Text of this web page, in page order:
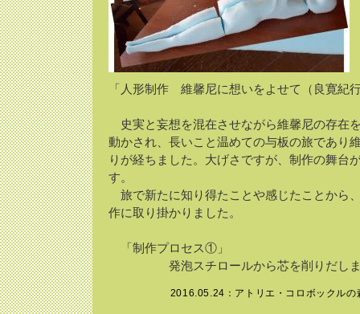
「人形制作 維馨尼に想いをよせて（良寛紀
史実と妄想を混在させながら維馨尼の存在
動かされ、長いこと温めての与板の旅であり
りが経ちました。大げさですが、制作の舞台
す。
旅で新たに知り得たことや感じたことから
作に取り掛かりました。
「制作プロセス①」
発泡スチロールから芯を削りだしま
2016.05.24： アトリエ・コロボックルの